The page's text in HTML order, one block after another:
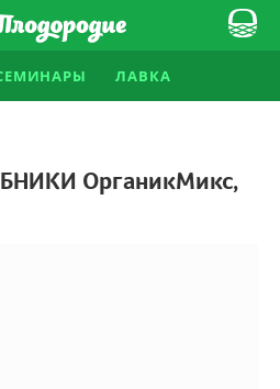
ЛАВКА
ОрганикМикс,